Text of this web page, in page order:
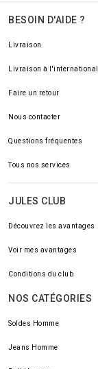
BESOIN D'AIDE ?
Livraison
Livraison à l'international
Faire un retour
Nous contacter
Questions fréquentes
Tous nos services
JULES CLUB
Découvrez les avantages
Voir mes avantages
Conditions du club
NOS CATÉGORIES
Soldes Homme
Jeans Homme